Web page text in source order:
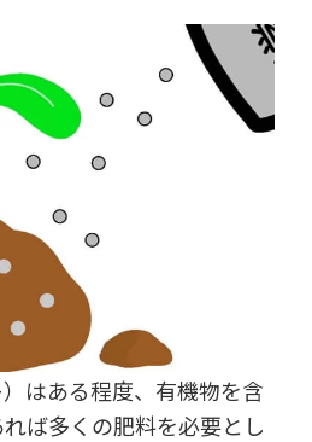
はある程度、有機物を含
ば多くの肥料を必要とし